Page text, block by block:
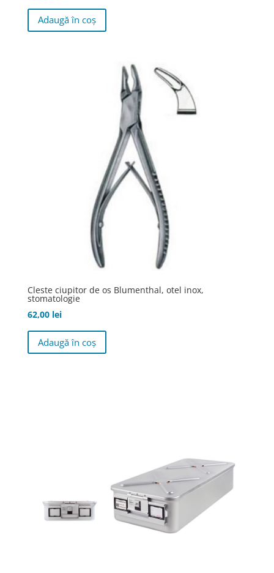
Adaugă în coș
Cleste ciupitor de os Blumenthal, otel inox,
stomatologie
62,00 lei
Adaugă în coș